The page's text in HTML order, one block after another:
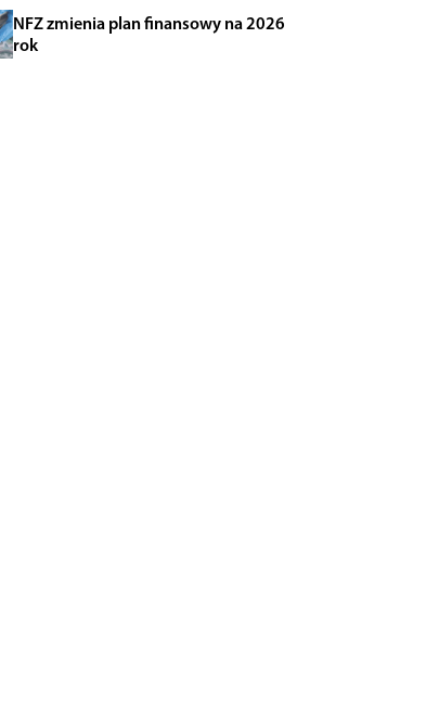
NFZ zmienia plan finansowy na 2026
rok